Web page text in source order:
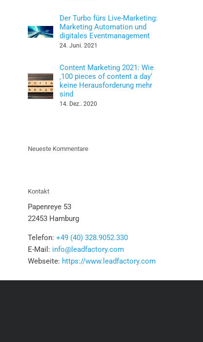
Der Turbo fürs Live-Marketing:
Marketing Automation und
digitales Eventmanagement
24. Juni. 2021
Content Marketing 2021: Wie
‚100 pieces of content a day‘
keine Herausforderung mehr
sind
14. Dez.. 2020
Neueste Kommentare
Kontakt
Papenreye 53
22453 Hamburg
Telefon:+49 (40) 328.9052.330
E-Mail: info@leadfactory.com
Webseite: https://www.leadfactory.com